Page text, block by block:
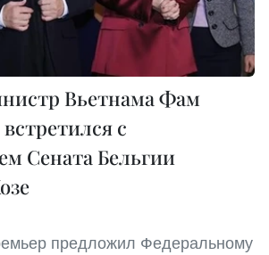
Вьетнама Фам
с
Сената Бельгии
предложил Федеральному